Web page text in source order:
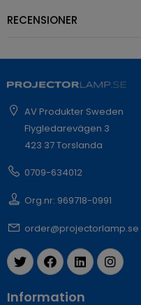
RECENSIONER
AV Produkter Sweden
Flygledarevägen 3
423 37 Torslanda
0709-634012
Org.nr: 969718-0991
order@projectorlamp.se
Information